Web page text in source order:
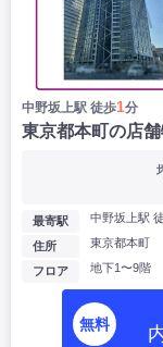
中野坂上駅 徒歩1分
東京都本町の店
最寄駅 中野坂上駅
住所 東京都本町
フロア 地下1〜9階
無料